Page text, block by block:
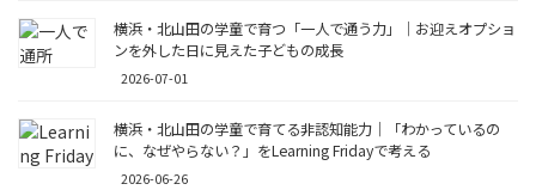
横浜・北山田の学童で育つ「一人で通う力」｜お迎えオプショ
ンを外した日に見えた子どもの成長
2026-07-01
横浜・北山田の学童で育てる非認知能力｜「わかっているの
に、なぜやらない？」をLearning Fridayで考える
2026-06-26